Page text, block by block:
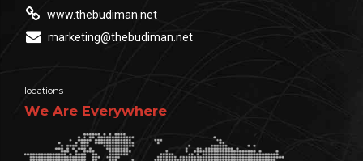
www.thebudiman.net
marketing@thebudiman.net
locations
We Are Everywhere